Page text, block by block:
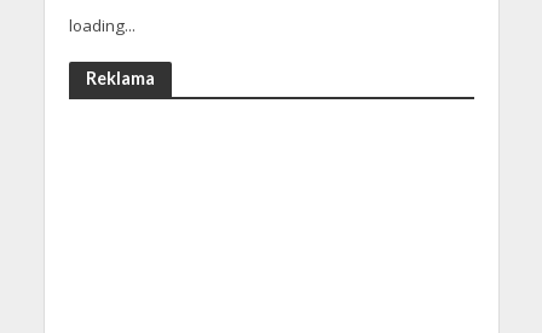
loading...
Reklama